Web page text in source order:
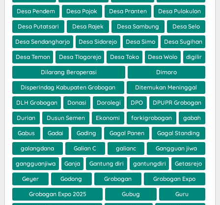
Desa Pendem Desa Pojok Desa Pranten Desa Pulokulon
Desa Putatsari Desa Rajek Desa Sambung Desa Selo
Desa Sendangharjo Desa Sidorejo Desa Simo Desa Sugihan
Desa Temon Desa Tlogorejo Desa Toko Desa Wolo digilir
Dilarang Beroperasi Dimoro
Disperindag Kabupaten Grobogan Ditemukan Meninggal
DLH Grobogan Donasi Dorolegi DPO DPUPR Grobogan
Durian Dusun Semen Ekonomi forkigrobogan gabah
Gabus Gadai Gading Gagal Panen Gagal Standing
galangdana Galian C galianc Gangguan jiwa
gangguanjiwa Ganja Gantung diri gantungdiri Getasrejo
Geyer Godong Grobogan Grobogan Expo
Grobogan Expo 2025 Gubug Guru